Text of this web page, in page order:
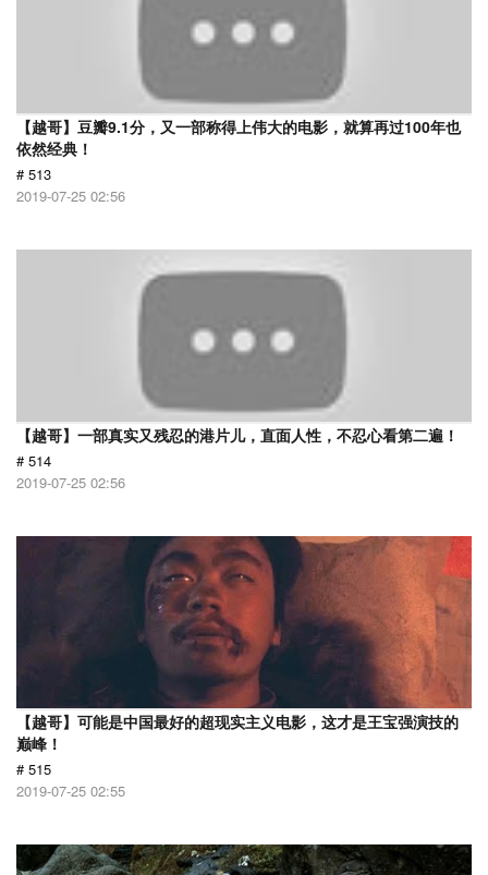
【越哥】豆瓣9.1分，又一部称得上伟大的电影，就算再过100年也
依然经典！
# 513
2019-07-25 02:56
【越哥】一部真实又残忍的港片儿，直面人性，不忍心看第二遍！
# 514
2019-07-25 02:56
【越哥】可能是中国最好的超现实主义电影，这才是王宝强演技的
巅峰！
# 515
2019-07-25 02:55